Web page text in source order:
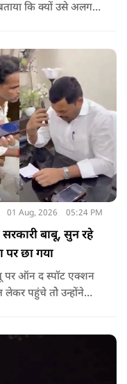
कि क्यों उसे अलग
01 Aug, 2026 05:24 PM
सरकारी बाबू, सुन रहे
पर छा गया
पर ऑन द स्पॉट एक्शन
लेकर पहुंचे तोे उन्होंने